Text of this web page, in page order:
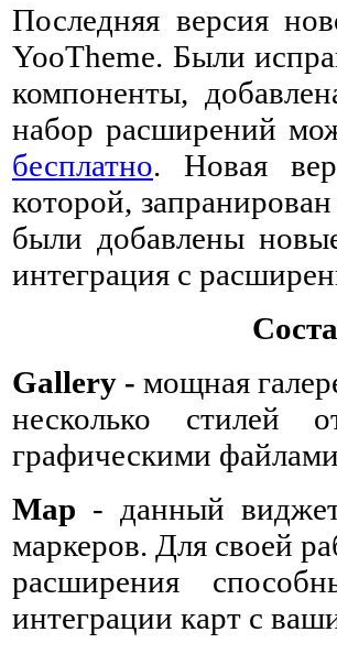
Последняя версия
YooTheme. Были
компоненты,
набор расширений
бесплатно. Новая
которой,
были добавлены
интеграция с
Gallery -мощная
несколько стилей
графическими
Map - данный
маркеров. Для своей
расширения
интеграции карт с